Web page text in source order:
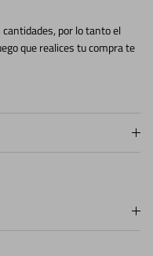
por lo tanto el
que realices tu compra te